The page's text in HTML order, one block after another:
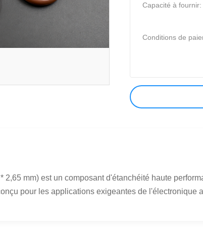
Capacité à fournir:
Conditions de
2,65 mm) est un composant d'étanchéité haute
pour les applications exigeantes de l'électronique